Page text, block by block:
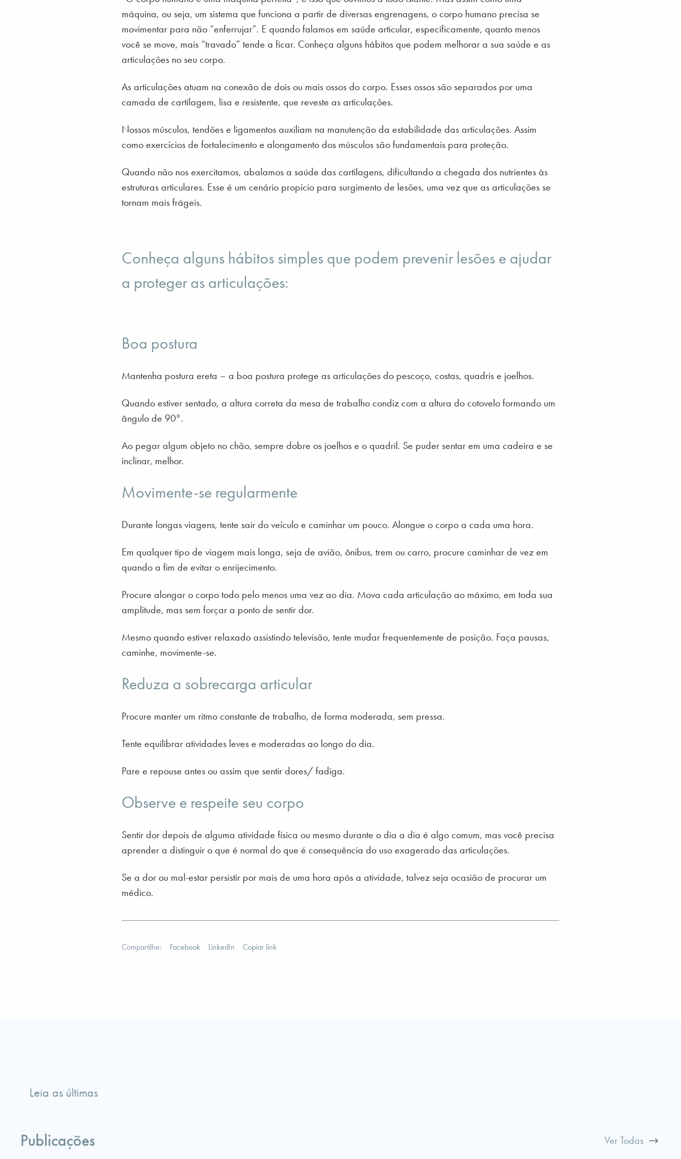
máquina, ou seja, um sistema que funciona a partir de diversas engrenagens, o corpo humano precisa se
movimentar para não “enferrujar”. E quando falamos em saúde articular, especificamente, quanto menos
você se move, mais “travado” tende a ficar. Conheça alguns hábitos que podem melhorar a sua saúde e as
articulações no seu corpo.
As articulações atuam na conexão de dois ou mais ossos do corpo. Esses ossos são separados por uma
camada de cartilagem, lisa e resistente, que reveste as articulações.
Nossos músculos, tendões e ligamentos auxiliam na manutenção da estabilidade das articulações. Assim
como exercícios de fortalecimento e alongamento dos músculos são fundamentais para proteção.
Quando não nos exercitamos, abalamos a saúde das cartilagens, dificultando a chegada dos nutrientes às
estruturas articulares. Esse é um cenário propício para surgimento de lesões, uma vez que as articulações se
tornam mais frágeis.
Conheça alguns hábitos simples que podem prevenir lesões e ajudar
a proteger as articulações:
Boa postura
Mantenha postura ereta – a boa postura protege as articulações do pescoço, costas, quadris e joelhos.
Quando estiver sentado, a altura correta da mesa de trabalho condiz com a altura do cotovelo formando um
ângulo de 90°.
Ao pegar algum objeto no chão, sempre dobre os joelhos e o quadril. Se puder sentar em uma cadeira e se
inclinar, melhor.
Movimente-se regularmente
Durante longas viagens, tente sair do veículo e caminhar um pouco. Alongue o corpo a cada uma hora.
Em qualquer tipo de viagem mais longa, seja de avião, ônibus, trem ou carro, procure caminhar de vez em
quando a fim de evitar o enrijecimento.
Procure alongar o corpo todo pelo menos uma vez ao dia. Mova cada articulação ao máximo, em toda sua
amplitude, mas sem forçar a ponto de sentir dor.
Mesmo quando estiver relaxado assistindo televisão, tente mudar frequentemente de posição. Faça pausas,
caminhe, movimente-se.
Reduza a sobrecarga articular
Procure manter um ritmo constante de trabalho, de forma moderada, sem pressa.
Tente equilibrar atividades leves e moderadas ao longo do dia.
Pare e repouse antes ou assim que sentir dores/ fadiga.
Observe e respeite seu corpo
Sentir dor depois de alguma atividade física ou mesmo durante o dia a dia é algo comum, mas você precisa
aprender a distinguir o que é normal do que é consequência do uso exagerado das articulações.
Se a dor ou mal-estar persistir por mais de uma hora após a atividade, talvez seja ocasião de procurar um
médico.
Compartilhe: Facebook LinkedIn Copiar link
Leia as últimas
Publicações Ver Todas